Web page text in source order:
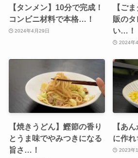
【タンメン】10分で完成！
コンビニ材料で本格…！
2024年4月29日
【ご
販の
い…！
2024年
【焼きうどん】鰹節の香り
とうま味でやみつきになる
旨さ…！
【あ
に作れ
2023年